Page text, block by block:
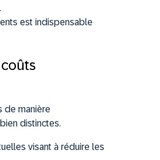
est indispensable
de manière
distinctes.
visant à réduire les